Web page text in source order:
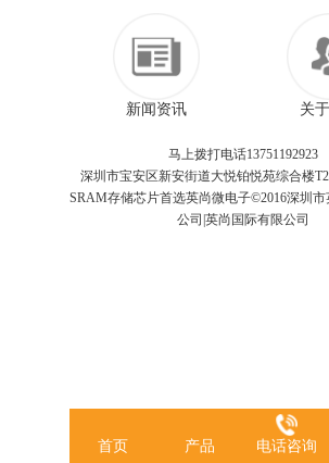
新闻资讯 关
马上拨打电话13751192923
深圳市宝安区新安街道大悦铂悦苑综合楼
SRAM存储芯片首选英尚微电子©2016深圳
公司|英尚国际有限公司
首页 产品 电话咨询